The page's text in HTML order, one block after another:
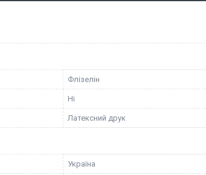
Флізелін
Ні
Латексний друк
Україна